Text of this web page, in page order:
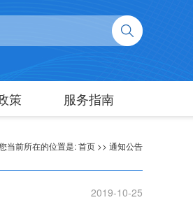
策 服务指南
当前所在的位置是:首页 >> 通知公告
2019-10-25